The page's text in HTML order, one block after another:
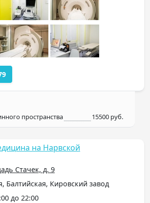
пространства 15500 руб.
на Нарвской
Стачек, д. 9
Балтийская, Кировский завод
до 22:00